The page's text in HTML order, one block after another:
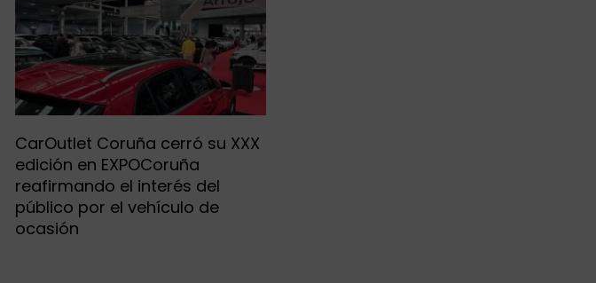
CarOutlet Coruña cerró su XXX
edición en EXPOCoruña
reafirmando el interés del
público por el vehículo de
ocasión